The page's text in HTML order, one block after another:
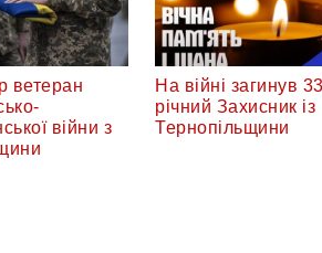
ветеран
війни з
На війні загинув
річний Захисник із
Тернопільщини